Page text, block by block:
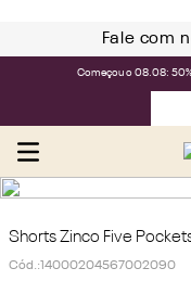
Fale com
Começou o 08.08: 50%
Shorts Zinco Five
Cód.:14000204567002090